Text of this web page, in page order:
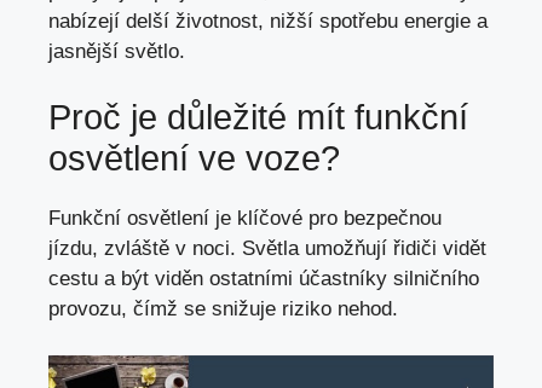
nabízejí delší životnost, nižší spotřebu energie a
jasnější světlo.
Proč je důležité mít funkční
osvětlení ve voze?
Funkční osvětlení je klíčové pro bezpečnou
jízdu, zvláště v noci. Světla umožňují řidiči vidět
cestu a být viděn ostatními účastníky silničního
provozu, čímž se snižuje riziko nehod.